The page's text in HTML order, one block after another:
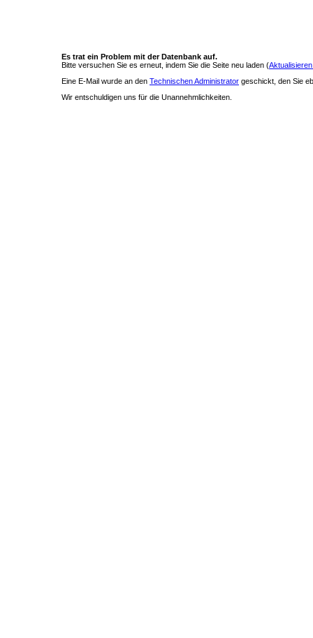
Es trat ein Problem mit der Datenbank auf.
Bitte versuchen Sie es erneut, indem Sie die Seite neu laden (
Eine E-Mail wurde an den Technischen Administrator geschickt, den Sie
Wir entschuldigen uns für die Unannehmlichkeiten.